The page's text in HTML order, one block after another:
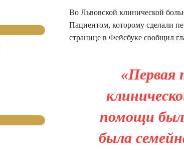
Во Львовской клинической
Пациентом, которому сделали
странице в Фейсбуке сообщил
«Первая
помощи
была